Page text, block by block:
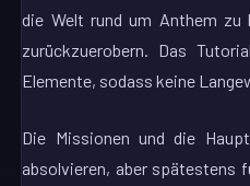
die Welt rund um Anthem zu
zurückzuerobern. Das
Elemente, sodass keine
Die Missionen und die
absolvieren, aber spätestens